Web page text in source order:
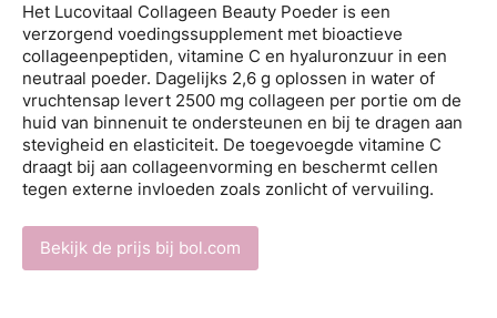
Het Lucovitaal Collageen Beauty Poeder is een
verzorgend voedingssupplement met bioactieve
collageenpeptiden, vitamine C en hyaluronzuur in een
neutraal poeder. Dagelijks 2,6 g oplossen in water of
vruchtensap levert 2500 mg collageen per portie om de
huid van binnenuit te ondersteunen en bij te dragen aan
stevigheid en elasticiteit. De toegevoegde vitamine C
draagt bij aan collageenvorming en beschermt cellen
tegen externe invloeden zoals zonlicht of vervuiling.
Bekijk de prijs bij bol.com